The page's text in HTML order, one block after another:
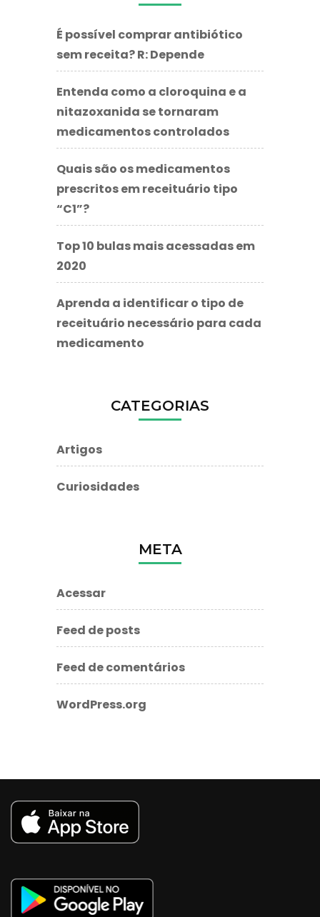
É possível comprar antibiótico
sem receita? R: Depende
Entenda como a cloroquina e a
nitazoxanida se tornaram
medicamentos controlados
Quais são os medicamentos
prescritos em receituário tipo
“C1”?
Top 10 bulas mais acessadas em
2020
Aprenda a identificar o tipo de
receituário necessário para cada
medicamento
CATEGORIAS
Artigos
Curiosidades
META
Acessar
Feed de posts
Feed de comentários
WordPress.org